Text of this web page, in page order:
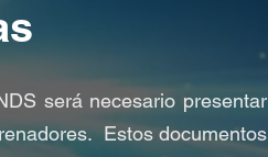
será necesario presentar
Estos documentos